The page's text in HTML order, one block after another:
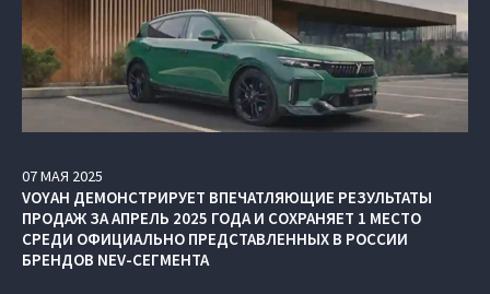
07МАЯ 2025
VOYAH ДЕМОНСТРИРУЕТ ВПЕЧАТЛЯЮЩИЕ РЕЗУЛЬТАТЫ
ПРОДАЖ ЗА АПРЕЛЬ 2025 ГОДА И СОХРАНЯЕТ 1 МЕСТО
СРЕДИ ОФИЦИАЛЬНО ПРЕДСТАВЛЕННЫХ В РОССИИ
БРЕНДОВ NEV-СЕГМЕНТА